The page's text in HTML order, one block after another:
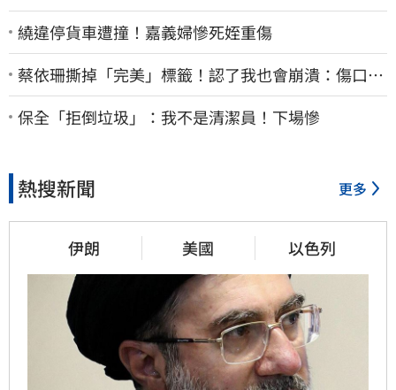
繞違停貨車遭撞！嘉義婦慘死姪重傷
蔡依珊撕掉「完美」標籤！認了我也會崩潰：傷口終
究會癒合
保全「拒倒垃圾」：我不是清潔員！下場慘
熱搜新聞 更多
伊朗 美國 以色列